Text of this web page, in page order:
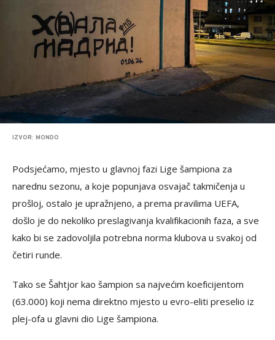
IZVOR: MONDO
Podsjećamo, mjesto u glavnoj fazi Lige šampiona za
narednu sezonu, a koje popunjava osvajač takmičenja u
prošloj, ostalo je upražnjeno, a prema pravilima UEFA,
došlo je do nekoliko preslagivanja kvalifikacionih faza, a sve
kako bi se zadovoljila potrebna norma klubova u svakoj od
četiri runde.
Tako se Šahtjor kao šampion sa najvećim koeficijentom
(63.000) koji nema direktno mjesto u evro-eliti preselio iz
plej-ofa u glavni dio Lige šampiona.